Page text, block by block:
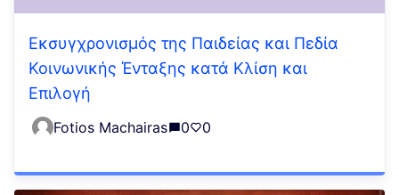
Εκσυγχρονισμός της Παιδείας και Πεδία
Κοινωνικής Ένταξης κατά Κλίση και
Επιλογή
Fotios Machairas 0 0